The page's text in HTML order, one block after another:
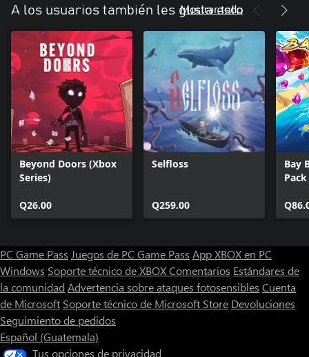
A los usuarios también les gusta esto
Mostrar todo
Beyond Doors (Xbox
Series)
Q26.00
Selfloss
Q259.00
Bay
Pack
PC Game Pass Juegos de PC Game Pass App XBOX en PC
Windows Soporte técnico de XBOXComentarios Estándares de
la comunidad Advertencia sobre ataques fotosensibles Cuenta
de Microsoft Soporte técnico de Microsoft Store Devoluciones
Seguimiento de pedidos
Español (Guatemala)
Tus opciones de privacidad